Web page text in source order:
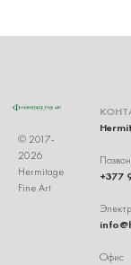
© 2017-
2026
Hermitage
Fine Art
+377
Офис